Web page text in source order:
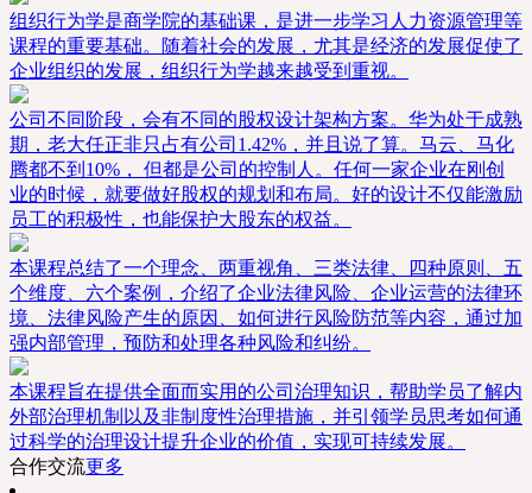
组织行为学是商学院的基础课，是进一步学习人力资源管理等
课程的重要基础。随着社会的发展，尤其是经济的发展促使了
企业组织的发展，组织行为学越来越受到重视。
公司不同阶段，会有不同的股权设计架构方案。华为处于成熟
期，老大任正非只占有公司1.42%，并且说了算。马云、马化
腾都不到10%， 但都是公司的控制人。任何一家企业在刚创
业的时候，就要做好股权的规划和布局。好的设计不仅能激励
员工的积极性，也能保护大股东的权益。
本课程总结了一个理念、两重视角、三类法律、四种原则、五
个维度、六个案例，介绍了企业法律风险、企业运营的法律环
境、法律风险产生的原因、如何进行风险防范等内容，通过加
强内部管理，预防和处理各种风险和纠纷。
本课程旨在提供全面而实用的公司治理知识，帮助学员了解内
外部治理机制以及非制度性治理措施，并引领学员思考如何通
过科学的治理设计提升企业的价值，实现可持续发展。
合作交流更多